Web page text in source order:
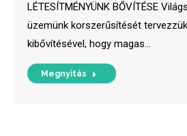
LÉTESÍTMÉNYÜNK BŐVÍTÉSE
üzemünk korszerűsítését
kibővítésével, hogy magas…
Megnyitás